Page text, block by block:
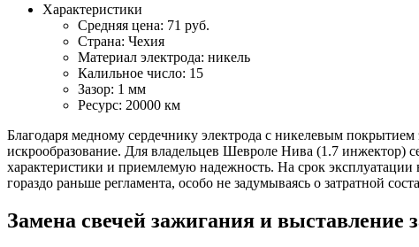
Характеристики
Средняя цена: 71 руб.
Страна: Чехия
Материал электрода: никель
Калильное число: 15
Зазор: 1 мм
Ресурс: 20000 км
Благодаря медному сердечнику электрода с никелевым
искрообразование. Для владельцев Шевроле Нива (1.7 инжектор)
характеристики и приемлемую надежность. На срок
гораздо раньше регламента, особо не задумываясь о затратной
Замена свечей зажигания и выставление